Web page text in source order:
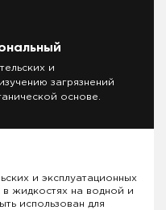
и
загрязнений
основе.
и эксплуатационных
в жидкостях на водной и
использован для